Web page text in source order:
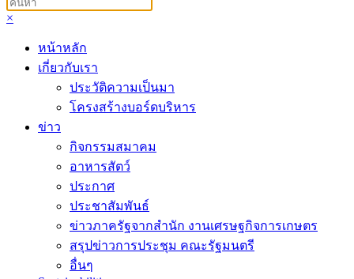
×
หน้าหลัก
เกี่ยวกับเรา
ประวัติความเป็นมา
โครงสร้างบอร์ดบริหาร
ข่าว
กิจกรรมสมาคม
อาหารสัตว์
ประกาศ
ประชาสัมพันธ์
ข่าวภาครัฐจากสำนัก งานเศรษฐกิจการเกษตร
สรุปข่าวการประชุม คณะรัฐมนตรี
อื่นๆ